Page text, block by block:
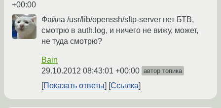
+00:00
Файла /usr/lib/openssh/sftp-server нет БТВ,
смотрю в auth.log, и ничего не вижу, может,
не туда смотрю?
Bain
29.10.2012 08:43:01 +00:00 автор топика
Показать ответы Ссылка